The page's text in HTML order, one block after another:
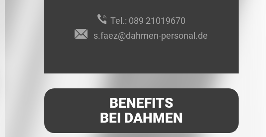
Tel.: 089 21019670
s.faez@dahmen-personal.de
BENEFITS
BEI DAHMEN